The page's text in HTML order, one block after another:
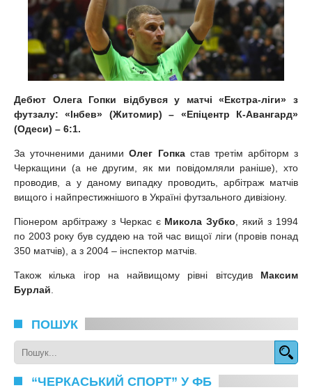
Дебют Олега Гопки відбувся у матчі «Екстра-ліги» з
футзалу: «Інбев» (Житомир) – «Епіцентр К-Авангард»
(Одеси) – 6:1.
За уточненими данимиОлег Гопкастав третім арбіторм з
Черкащини (а не другим, як ми повідомляли раніше), хто
проводив, а у даному випадку проводить, арбітраж матчів
вищого і найпрестижнішого в Україні футзального дивізіону.
Піонером арбітражу з Черкас є Микола Зубко, який з 1994
по 2003 року був суддею на той час вищої ліги (провів понад
350 матчів), а з 2004 – інспектор матчів.
Також кілька ігор на найвищому рівні вітсудив Максим
Бурлай.
ПОШУК
“ЧЕРКАСЬКИЙ СПОРТ” У ФБ